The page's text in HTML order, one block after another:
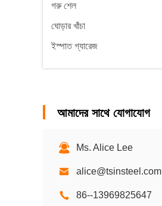
গরু শেল
ঘোড়ার খাঁচা
ইস্পাত গ্যারেজ
আমাদের সাথে যোগাযোগ
Ms. Alice Lee
alice@tsinsteel.com
86--13969825647